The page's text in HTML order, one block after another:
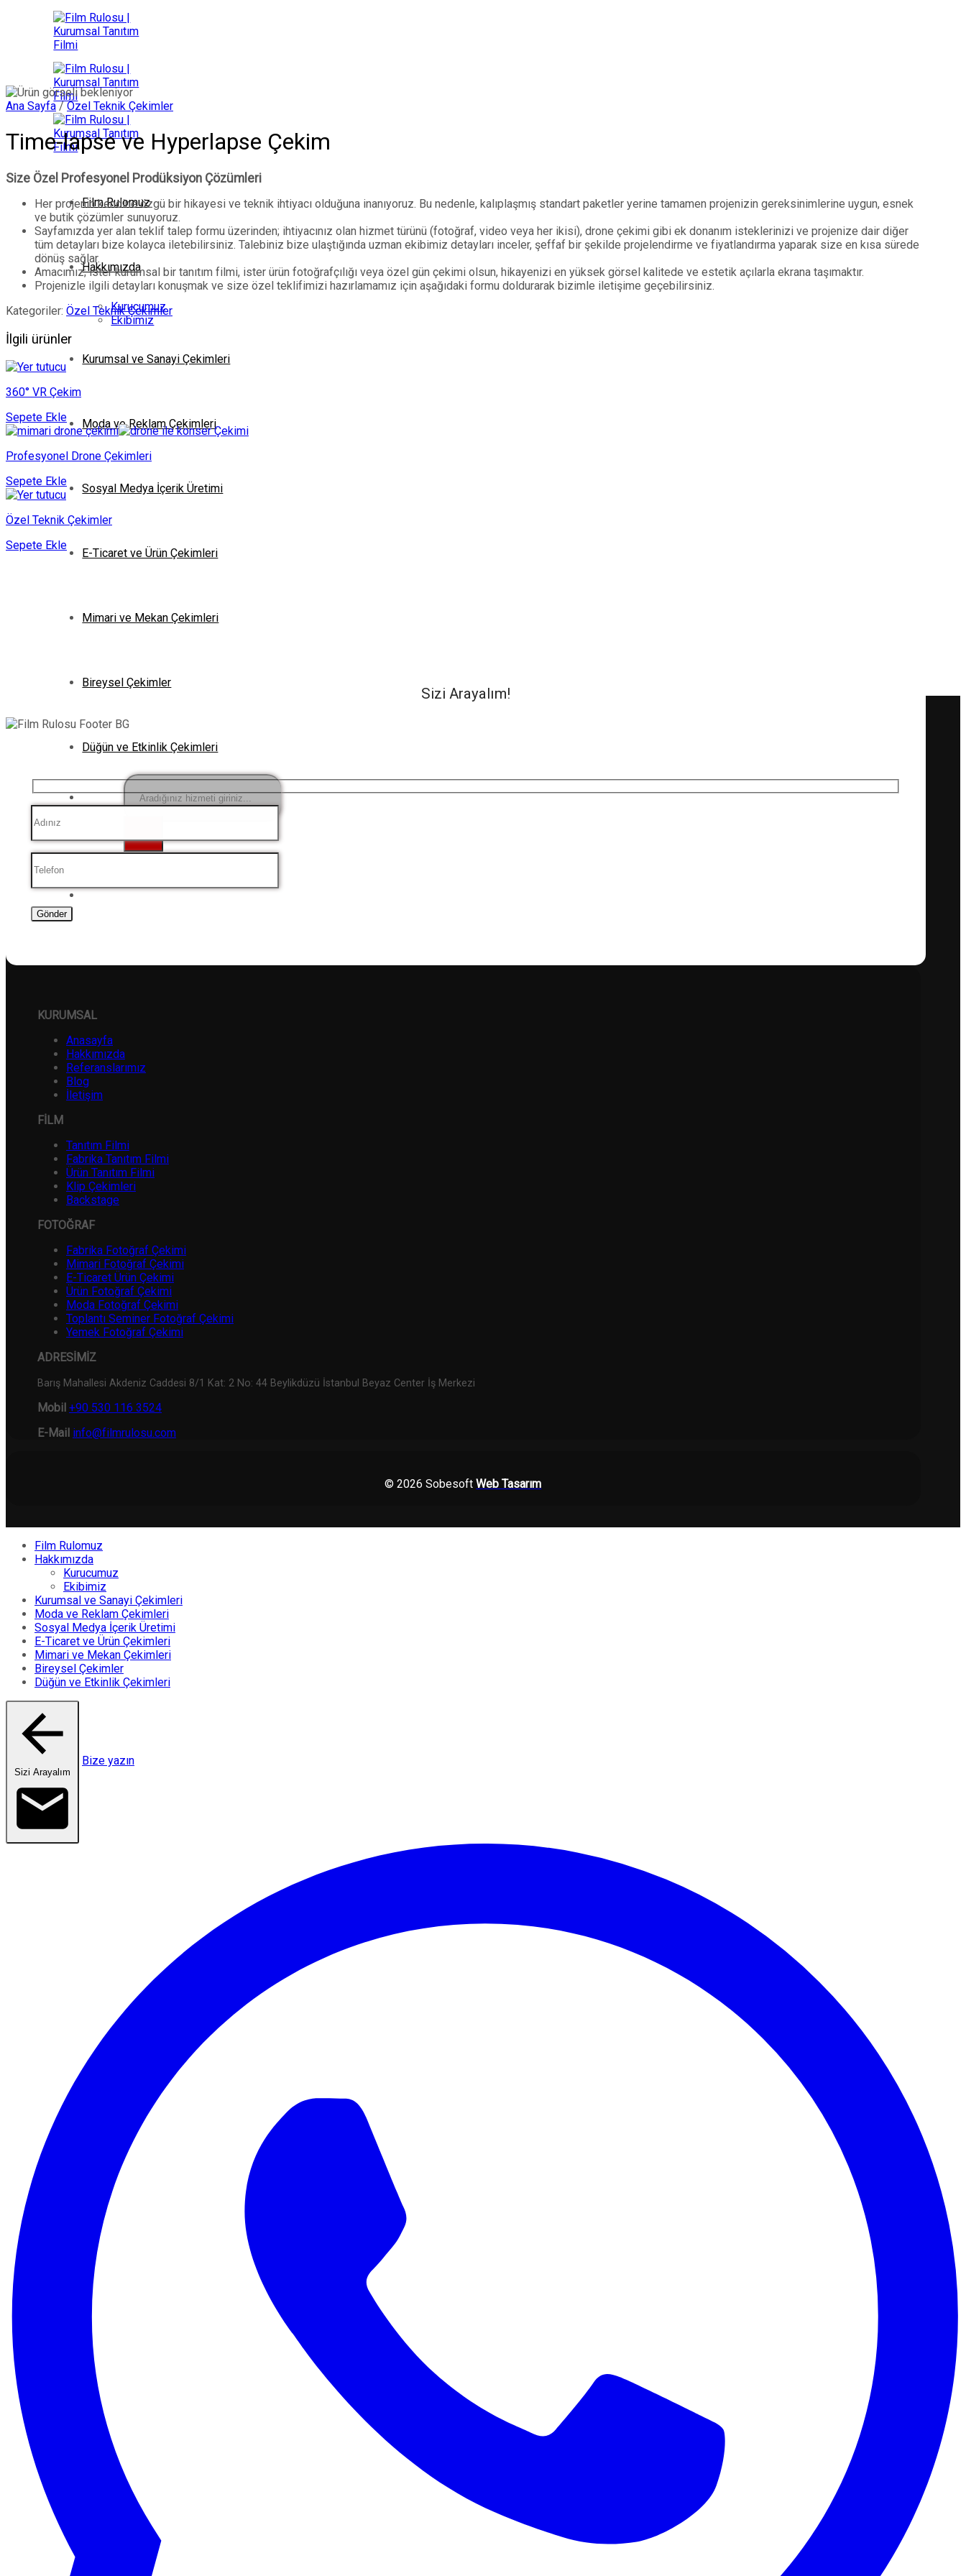
Film Rulomuz
Hakkımızda
Kurucumuz
Ekibimiz
Kurumsal ve Sanayi Çekimleri
Moda ve Reklam Çekimleri
Sosyal Medya İçerik Üretimi
E-Ticaret ve Ürün Çekimleri
Mimari ve Mekan Çekimleri
Bireysel Çekimler
Düğün ve Etkinlik Çekimleri
Ara:
Ana Sayfa / Özel Teknik Çekimler
Time-lapse ve Hyperlapse Çekim
Size Özel Profesyonel Prodüksiyon Çözümleri
Her projenin kendine özgü bir hikayesi ve teknik ihtiyacı olduğuna inanıyoruz. Bu nedenle, kalıplaşmış standart paketler yerine tamamen projenizin gereksinimlerine uygun, esnek
ve butik çözümler sunuyoruz.
Sayfamızda yer alan teklif talep formu üzerinden; ihtiyacınız olan hizmet türünü (fotoğraf, video veya her ikisi), drone çekimi gibi ek donanım isteklerinizi ve projenize dair diğer
tüm detayları bize kolayca iletebilirsiniz. Talebiniz bize ulaştığında uzman ekibimiz detayları inceler, şeffaf bir şekilde projelendirme ve fiyatlandırma yaparak size en kısa sürede
dönüş sağlar.
Amacımız; ister kurumsal bir tanıtım filmi, ister ürün fotoğrafçılığı veya özel gün çekimi olsun, hikayenizi en yüksek görsel kalitede ve estetik açılarla ekrana taşımaktır.
Projenizle ilgili detayları konuşmak ve size özel teklifimizi hazırlamamız için aşağıdaki formu doldurarak bizimle iletişime geçebilirsiniz.
Kategoriler: Özel Teknik Çekimler
İlgili ürünler
360° VR Çekim
Sepete Ekle
Profesyonel Drone Çekimleri
Sepete Ekle
Özel Teknik Çekimler
Sepete Ekle
Sizi Arayalım!
KURUMSAL
Anasayfa
Hakkımızda
Referanslarımız
Blog
İletişim
FİLM
Tanıtım Filmi
Fabrika Tanıtım Filmi
Ürün Tanıtım Filmi
Klip Çekimleri
Backstage
FOTOĞRAF
Fabrika Fotoğraf Çekimi
Mimari Fotoğraf Çekimi
E-Ticaret Ürün Çekimi
Ürün Fotoğraf Çekimi
Moda Fotoğraf Çekimi
Toplantı Seminer Fotoğraf Çekimi
Yemek Fotoğraf Çekimi
ADRESİMİZ
Barış Mahallesi Akdeniz Caddesi 8/1 Kat: 2 No: 44 Beylikdüzü İstanbul Beyaz Center İş Merkezi
Mobil +90 530 116 3524
E-Mail info@filmrulosu.com
© 2026 SobesoftWeb Tasarım
Film Rulomuz
Hakkımızda
Kurucumuz
Ekibimiz
Kurumsal ve Sanayi Çekimleri
Moda ve Reklam Çekimleri
Sosyal Medya İçerik Üretimi
E-Ticaret ve Ürün Çekimleri
Mimari ve Mekan Çekimleri
Bireysel Çekimler
Düğün ve Etkinlik Çekimleri
Sizi Arayalım
Bize yazın